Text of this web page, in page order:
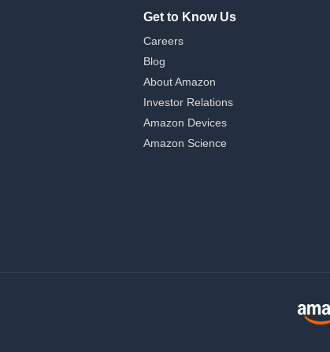
Get to Know Us
Careers
Blog
About Amazon
Investor Relations
Amazon Devices
Amazon Science